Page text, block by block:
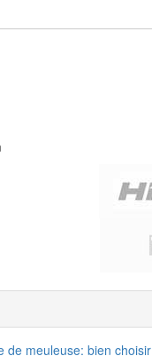
de meuleuse: bien choisir